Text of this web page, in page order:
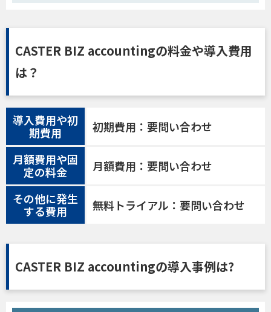
CASTER BIZ accountingの料金や導入費用
は？
導入費用や初
期費用
初期費用：要問い合わせ
月額費用や固
定の料金
月額費用：要問い合わせ
その他に発生
する費用
無料トライアル：要問い合わせ
CASTER BIZ accountingの導入事例は?